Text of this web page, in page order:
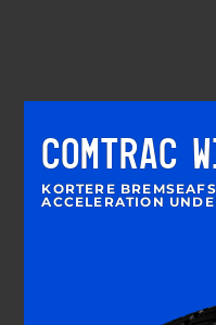
COMTRAC
KORTERE
ACCELERATION